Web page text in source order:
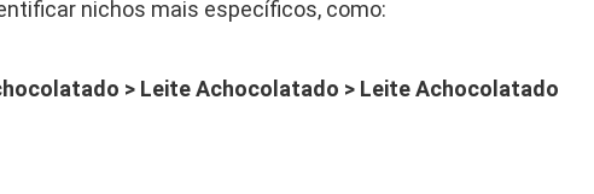
nichos mais específicos, como:
> Leite Achocolatado > Leite Achocolatado